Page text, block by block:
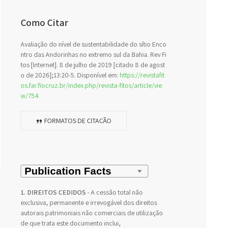
Como Citar
Avaliação do nível de sustentabilidade do sítio Enco
ntro das Andorinhas no extremo sul da Bahia. Rev Fi
tos [Internet]. 8 de julho de 2019 [citado 8 de agost
o de 2026];13:20-5. Disponível em: https://revistafit
os.far.fiocruz.br/index.php/revista-fitos/article/vie
w/754
FORMATOS DE CITAÇÃO
1. DIREITOS CEDIDOS - A cessão total não
exclusiva, permanente e irrevogável dos direitos
autorais patrimoniais não comerciais de utilização
de que trata este documento inclui,